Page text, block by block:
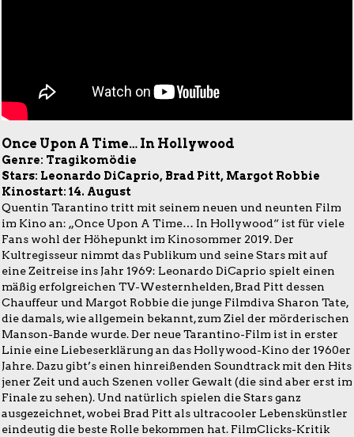
Once Upon A Time… In Hollywood
Genre: Tragikomödie
Stars: Leonardo DiCaprio, Brad Pitt, Margot Robbie
Kinostart: 14. August
Quentin Tarantino tritt mit seinem neuen und neunten Film
im Kino an: „Once Upon A Time… In Hollywood“ ist für viele
Fans wohl der Höhepunkt im Kinosommer 2019. Der
Kultregisseur nimmt das Publikum und seine Stars mit auf
eine Zeitreise ins Jahr 1969: Leonardo DiCaprio spielt einen
mäßig erfolgreichen TV-Westernhelden, Brad Pitt dessen
Chauffeur und Margot Robbie die junge Filmdiva Sharon Tate,
die damals, wie allgemein bekannt, zum Ziel der mörderischen
Manson-Bande wurde. Der neue Tarantino-Film ist in erster
Linie eine Liebeserklärung an das Hollywood-Kino der 1960er
Jahre. Dazu gibt’s einen hinreißenden Soundtrack mit den Hits
jener Zeit und auch Szenen voller Gewalt (die sind aber erst im
Finale zu sehen). Und natürlich spielen die Stars ganz
ausgezeichnet, wobei Brad Pitt als ultracooler Lebenskünstler
eindeutig die beste Rolle bekommen hat. FilmClicks-Kritik